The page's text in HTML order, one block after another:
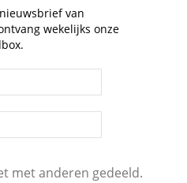
van
wekelijks onze
met anderen gedeeld.